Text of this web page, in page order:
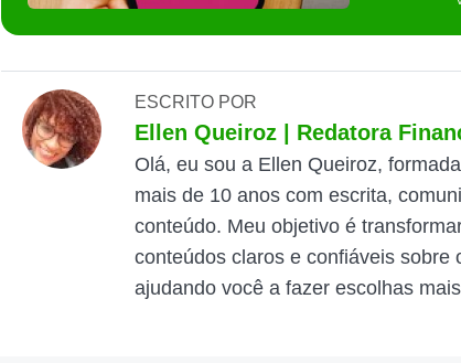
ESCRITO POR
Ellen Queiroz | Redatora
Olá, eu sou a Ellen Queiroz,
mais de 10 anos com escrita,
conteúdo. Meu objetivo é
conteúdos claros e confiáveis sobre
ajudando você a fazer escolhas